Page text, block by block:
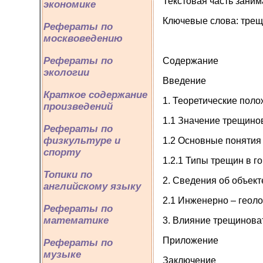
экономике
Рефераты по
москвоведению
Рефераты по
экологии
Краткое содержание
произведений
Рефераты по
физкультуре и
спорту
Топики по
английскому языку
Рефераты по
математике
Рефераты по
музыке
Ключевые слова:
Содержание
Введение
1. Теоретические
1.1 Значение
1.2 Основные понятия
1.2.1 Типы трещин в
2. Сведения об
2.1 Инженерно –
3. Влияние
Приложение
Заключение